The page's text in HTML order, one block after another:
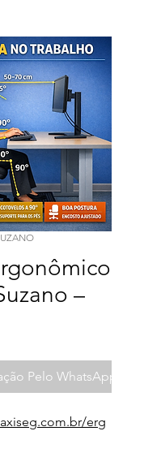
–
Pelo WhatsApp
erg